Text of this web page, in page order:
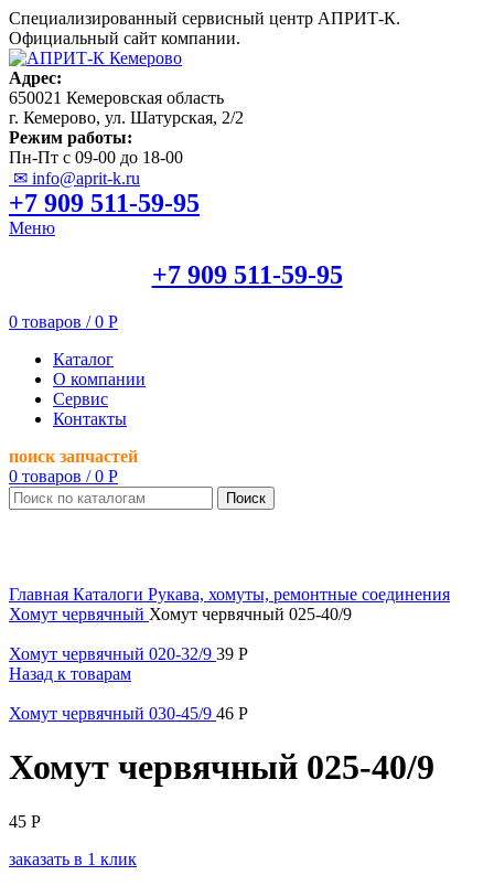
Специализированный сервисный центр АПРИТ-К.
Официальный сайт компании.
Адрес:
650021 Кемеровская область
г. Кемерово, ул. Шатурская, 2/2
Режим работы:
Пн-Пт с 09-00 до 18-00
✉ info@aprit-k.ru
+7 909 511-59-95
Меню
+7 909 511-59-95
0 товаров / 0 Р
Каталог
О компании
Сервис
Контакты
поиск запчастей
0 товаров / 0 Р
Поиск
Главная Каталоги Рукава, хомуты, ремонтные соединения
Хомут червячный Хомут червячный 025-40/9
Хомут червячный 020-32/9 39 Р
Назад к товарам
Хомут червячный 030-45/9 46 Р
Хомут червячный 025-40/9
45 Р
заказать в 1 клик